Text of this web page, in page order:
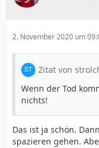
2. November 2020 um
Zitat von
Wenn der Tod
nichts!
Das ist ja schön.
spazieren gehen.